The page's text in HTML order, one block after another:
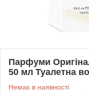
Парфуми
50 мл Туалетна
Немає в наявності